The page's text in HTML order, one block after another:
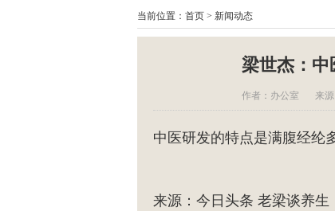
当前位置： 首页 > 新闻动态
梁世杰：中
作者：办公室 来
中医研发的特点是满腹经纶
来源：今日头条 老梁谈养生